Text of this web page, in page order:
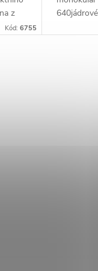
z
Kód: 6755